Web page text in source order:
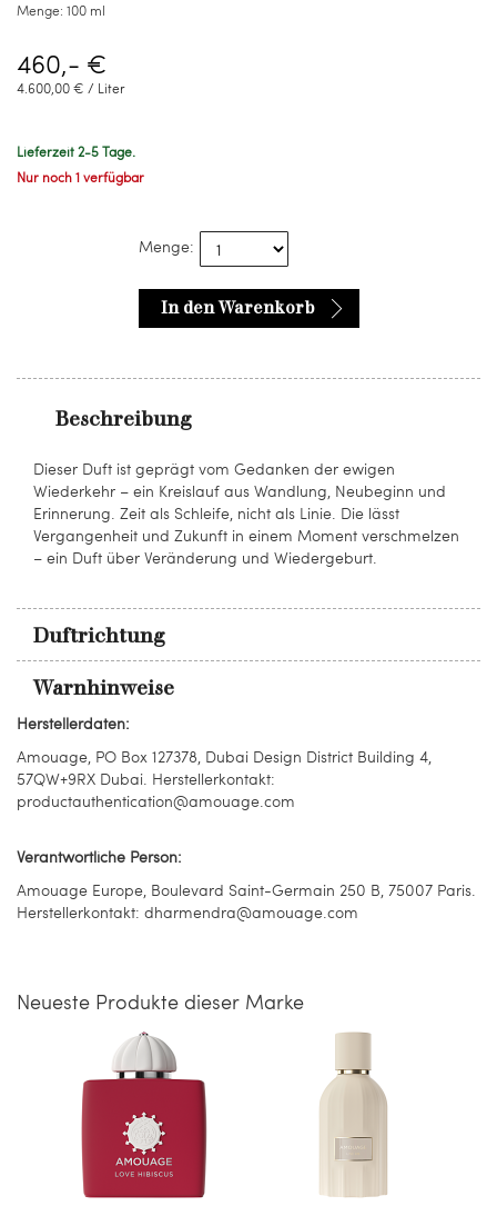
Menge: 100 ml
460,- €
4.600,00 € / Liter
Lieferzeit 2-5 Tage.
Nur noch 1 verfügbar
Menge:
In den Warenkorb
Beschreibung
Dieser Duft ist geprägt vom Gedanken der ewigen
Wiederkehr – ein Kreislauf aus Wandlung, Neubeginn und
Erinnerung. Zeit als Schleife, nicht als Linie. Die lässt
Vergangenheit und Zukunft in einem Moment verschmelzen
– ein Duft über Veränderung und Wiedergeburt.​
Duftrichtung
Warnhinweise
Herstellerdaten:
Amouage, PO Box 127378, Dubai Design District Building 4,
57QW+9RX Dubai. Herstellerkontakt:
productauthentication@amouage.com
Verantwortliche Person:
Amouage Europe, Boulevard Saint-Germain 250 B, 75007 Paris.
Herstellerkontakt: dharmendra@amouage.com
Neueste Produkte dieser Marke